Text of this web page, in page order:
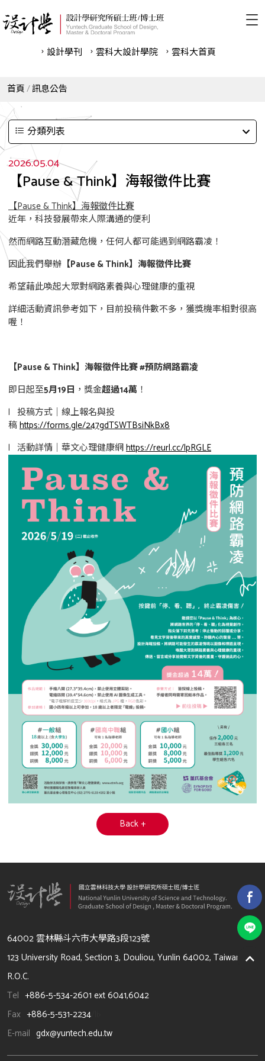
設計學刊 雲科⼤設計學院 雲科⼤首頁
首頁 訊息公告
分類列表
2026.05.04
【Pause & Think】海報徵件比賽
【Pause & Think】海報徵件比賽
近年，科技發展帶來人際溝通的便利
然而網路互動潛藏危機，任何人都可能遇到網路霸凌！
因此我們舉辦 【Pause & Think】海報徵件比賽
希望藉此喚起大眾對網路素養與心理健康的重視
詳細活動資訊參考如下，目前投稿件數不多，獲獎機率相對很高
喔！
【Pause & Think】海報徵件比賽 #預防網路霸凌
即日起至5月19日 ，獎金超過14萬 ！
l 投稿方式｜線上報名與投
稿https://forms.gle/247gdTSWTBsiNkBx8
l 活動詳情｜華文心理健康網https://reurl.cc/lpRGLE
Back +
64002 雲林縣斗六市大學路3段123號
123 University Road, Section 3, Douliou, Yunlin 64002, Taiwan,
R.O.C.
Tel +886-5-534-2601 ext 6041,6042
Fax +886-5-531-2234
E-mail gdx@yuntech.edu.tw